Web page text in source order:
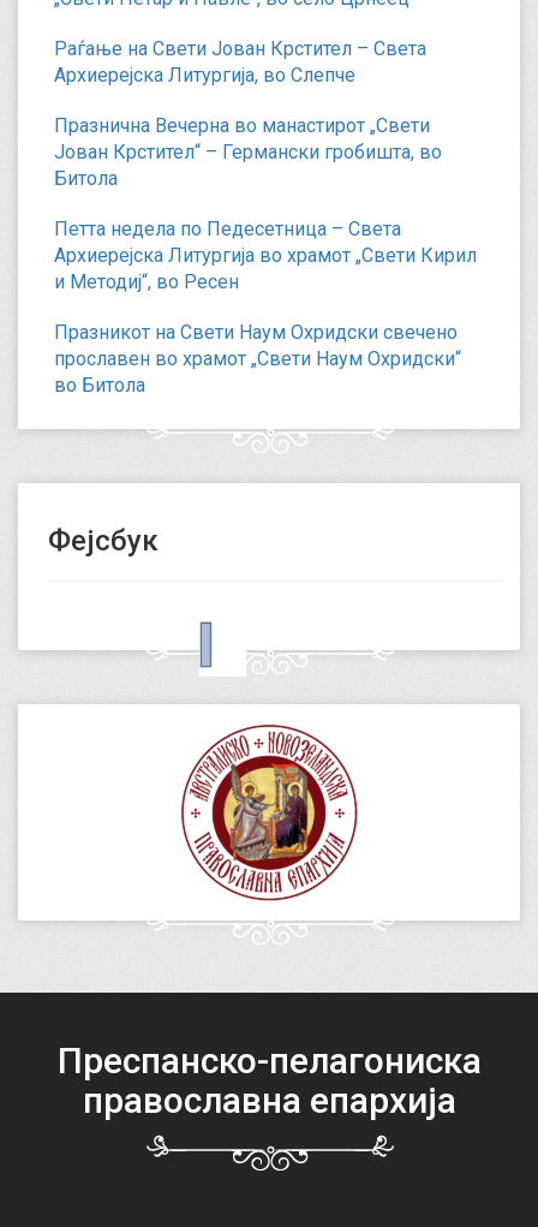
Раѓање на Свети Јован Крстител – Света
Архиерејска Литургија, во Слепче
Празнична Вечерна во манастирот „Свети
Јован Крстител“ – Германски гробишта, во
Битола
Петта недела по Педесетница – Света
Архиерејска Литургија во храмот „Свети Кирил
и Методиј“, во Ресен
Празникот на Свети Наум Охридски свечено
прославен во храмот „Свети Наум Охридски“
во Битола
Фејсбук
Преспанско-пелагониска
православна епархија